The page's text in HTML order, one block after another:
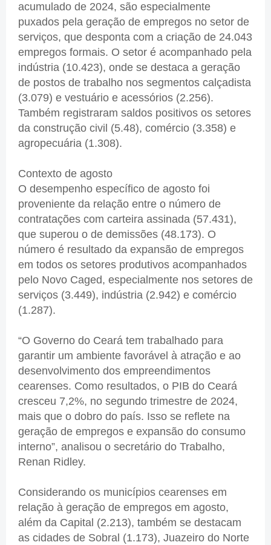
acumulado de 2024, são especialmente
puxados pela geração de empregos no setor de
serviços, que desponta com a criação de 24.043
empregos formais. O setor é acompanhado pela
indústria (10.423), onde se destaca a geração
de postos de trabalho nos segmentos calçadista
(3.079) e vestuário e acessórios (2.256).
Também registraram saldos positivos os setores
da construção civil (5.48), comércio (3.358) e
agropecuária (1.308).
Contexto de agosto
O desempenho específico de agosto foi
proveniente da relação entre o número de
contratações com carteira assinada (57.431),
que superou o de demissões (48.173). O
número é resultado da expansão de empregos
em todos os setores produtivos acompanhados
pelo Novo Caged, especialmente nos setores de
serviços (3.449), indústria (2.942) e comércio
(1.287).
“O Governo do Ceará tem trabalhado para
garantir um ambiente favorável à atração e ao
desenvolvimento dos empreendimentos
cearenses. Como resultados, o PIB do Ceará
cresceu 7,2%, no segundo trimestre de 2024,
mais que o dobro do país. Isso se reflete na
geração de empregos e expansão do consumo
interno”, analisou o secretário do Trabalho,
Renan Ridley.
Considerando os municípios cearenses em
relação à geração de empregos em agosto,
além da Capital (2.213), também se destacam
as cidades de Sobral (1.173), Juazeiro do Norte